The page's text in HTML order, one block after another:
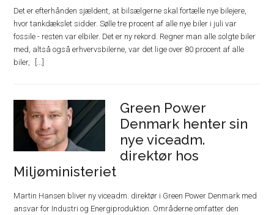
Det er efterhånden sjældent, at bilsælgerne skal fortælle nye bilejere,
hvor tankdækslet sidder. Sølle tre procent af alle nye biler i juli var
fossile - resten var elbiler. Det er ny rekord. Regner man alle solgte biler
med, altså også erhvervsbilerne, var det lige over 80 procent af alle
biler,
Green Power
Denmark henter sin
nye viceadm.
direktør hos
Miljøministeriet
Martin Hansen bliver ny viceadm. direktør i Green Power Denmark med
ansvar for Industri og Energiproduktion. Områderne omfatter den